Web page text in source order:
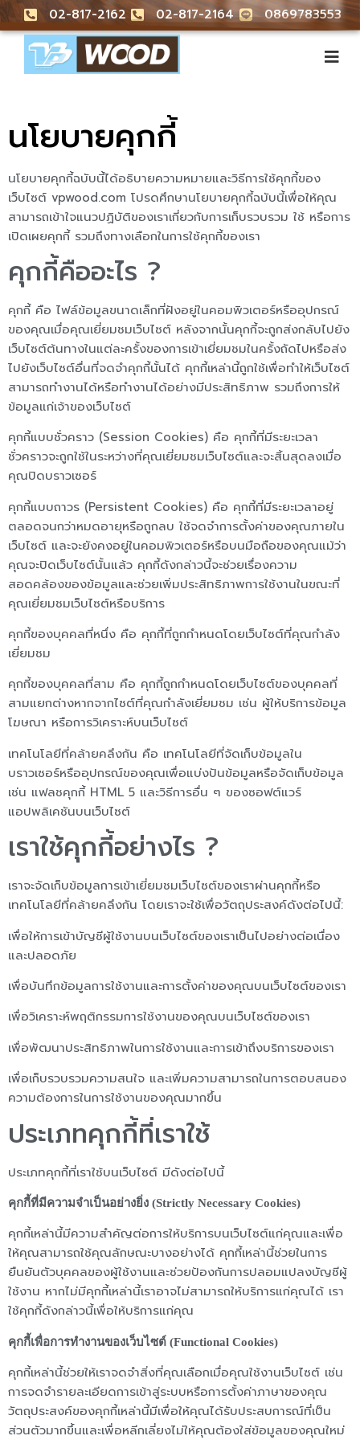
02-817-2162 02-817-2164 0869783553
นโยบายคุกกี้
นโยบายคุกกี้ฉบับนี้ได้อธิบายความหมายและวิธีการใช้คุกกี้ของ
เว็บไซต์ vpwood.com โปรดศึกษานโยบายคุกกี้ฉบับนี้เพื่อให้คุณ
สามารถเข้าใจแนวปฏิบัติของเราเกี่ยวกับการเก็บรวบรวม ใช้ หรือการ
เปิดเผยคุกกี้ รวมถึงทางเลือกในการใช้คุกกี้ของเรา
คุกกี้คืออะไร ?
คุกกี้ คือ ไฟล์ข้อมูลขนาดเล็กที่ฝังอยู่ในคอมพิวเตอร์หรืออุปกรณ์
ของคุณเมื่อคุณเยี่ยมชมเว็บไซต์ หลังจากนั้นคุกกี้จะถูกส่งกลับไปยัง
เว็บไซต์ต้นทางในแต่ละครั้งของการเข้าเยี่ยมชมในครั้งถัดไปหรือส่ง
ไปยังเว็บไซต์อื่นที่จดจำคุกกี้นั้นได้ คุกกี้เหล่านี้ถูกใช้เพื่อทำให้เว็บไซต์
สามารถทำงานได้หรือทำงานได้อย่างมีประสิทธิภาพ รวมถึงการให้
ข้อมูลแก่เจ้าของเว็บไซต์
คุกกี้แบบชั่วคราว (Session Cookies) คือ คุกกี้ที่มีระยะเวลา
ชั่วคราวจะถูกใช้ในระหว่างที่คุณเยี่ยมชมเว็บไซต์และจะสิ้นสุดลงเมื่อ
คุณปิดบราวเซอร์
คุกกี้แบบถาวร (Persistent Cookies) คือ คุกกี้ที่มีระยะเวลาอยู่
ตลอดจนกว่าหมดอายุหรือถูกลบ ใช้จดจำการตั้งค่าของคุณภายใน
เว็บไซต์ และจะยังคงอยู่ในคอมพิวเตอร์หรือบนมือถือของคุณแม้ว่า
คุณจะปิดเว็บไซต์นั้นแล้ว คุกกี้ดังกล่าวนี้จะช่วยเรื่องความ
สอดคล้องของข้อมูลและช่วยเพิ่มประสิทธิภาพการใช้งานในขณะที่
คุณเยี่ยมชมเว็บไซต์หรือบริการ
คุกกี้ของบุคคลที่หนึ่ง คือ คุกกี้ที่ถูกกำหนดโดยเว็บไซต์ที่คุณกำลัง
เยี่ยมชม
คุกกี้ของบุคคลที่สาม คือ คุกกี้ถูกกำหนดโดยเว็บไซต์ของบุคคลที่
สามแยกต่างหากจากไซต์ที่คุณกำลังเยี่ยมชม เช่น ผู้ให้บริการข้อมูล
โฆษณา หรือการวิเคราะห์บนเว็บไซต์
เทคโนโลยีที่คล้ายคลึงกัน คือ เทคโนโลยีที่จัดเก็บข้อมูลใน
บราวเซอร์หรืออุปกรณ์ของคุณเพื่อแบ่งปันข้อมูลหรือจัดเก็บข้อมูล
เช่น แฟลชคุกกี้ HTML 5 และวิธีการอื่น ๆ ของซอฟต์แวร์
แอปพลิเคชันบนเว็บไซต์
เราใช้คุกกี้อย่างไร ?
เราจะจัดเก็บข้อมูลการเข้าเยี่ยมชมเว็บไซต์ของเราผ่านคุกกี้หรือ
เทคโนโลยีที่คล้ายคลึงกัน โดยเราจะใช้เพื่อวัตถุประสงค์ดังต่อไปนี้:
เพื่อให้การเข้าบัญชีผู้ใช้งานบนเว็บไซต์ของเราเป็นไปอย่างต่อเนื่อง
และปลอดภัย
เพื่อบันทึกข้อมูลการใช้งานและการตั้งค่าของคุณบนเว็บไซต์ของเรา
เพื่อวิเคราะห์พฤติกรรมการใช้งานของคุณบนเว็บไซต์ของเรา
เพื่อพัฒนาประสิทธิภาพในการใช้งานและการเข้าถึงบริการของเรา
เพื่อเก็บรวบรวมความสนใจ และเพิ่มความสามารถในการตอบสนอง
ความต้องการในการใช้งานของคุณมากขึ้น
ประเภทคุกกี้ที่เราใช้
ประเภทคุกกี้ที่เราใช้บนเว็บไซต์ มีดังต่อไปนี้
คุกกี้ที่มีความจำเป็นอย่างยิ่ง (Strictly Necessary Cookies)
คุกกี้เหล่านี้มีความสำคัญต่อการให้บริการบนเว็บไซต์แก่คุณและเพื่อ
ให้คุณสามารถใช้คุณลักษณะบางอย่างได้ คุกกี้เหล่านี้ช่วยในการ
ยืนยันตัวบุคคลของผู้ใช้งานและช่วยป้องกันการปลอมแปลงบัญชีผู้
ใช้งาน หากไม่มีคุกกี้เหล่านี้เราอาจไม่สามารถให้บริการแก่คุณได้ เรา
ใช้คุกกี้ดังกล่าวนี้เพื่อให้บริการแก่คุณ
คุกกี้เพื่อการทำงานของเว็บไซต์ (Functional Cookies)
คุกกี้เหล่านี้ช่วยให้เราจดจำสิ่งที่คุณเลือกเมื่อคุณใช้งานเว็บไซต์ เช่น
การจดจำรายละเอียดการเข้าสู่ระบบหรือการตั้งค่าภาษาของคุณ
วัตถุประสงค์ของคุกกี้เหล่านี้มีเพื่อให้คุณได้รับประสบการณ์ที่เป็น
ส่วนตัวมากขึ้นและเพื่อหลีกเลี่ยงไม่ให้คุณต้องใส่ข้อมูลของคุณใหม่